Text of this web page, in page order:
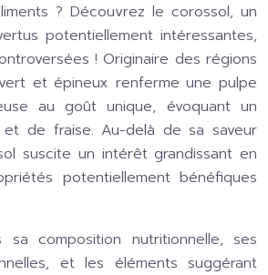
? Découvrez le corossol, un
potentiellement intéressantes,
! Originaire des régions
et épineux renferme une pulpe
au goût unique, évoquant un
et de fraise. Au-delà de sa saveur
suscite un intérêt grandissant en
potentiellement bénéfiques
sa composition nutritionnelle, ses
et les éléments suggérant